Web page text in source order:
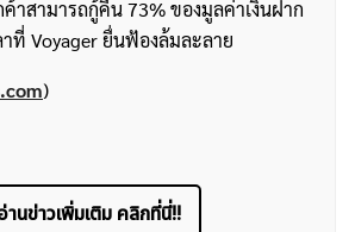
าสามารถกู้คืน 73% ของมูลค่าเงินฝาก
ที่ Voyager ยื่นฟ้องล้มละลาย
)
านข่าวเพิ่มเติม คลิกที่นี่!!